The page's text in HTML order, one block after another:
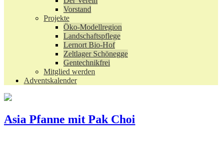
Vorstand
Projekte
Öko-Modellregion
Landschaftspflege
Lernort Bio-Hof
Zeltlager Schönegge
Gentechnikfrei
Mitglied werden
Adventskalender
Asia Pfanne mit Pak Choi